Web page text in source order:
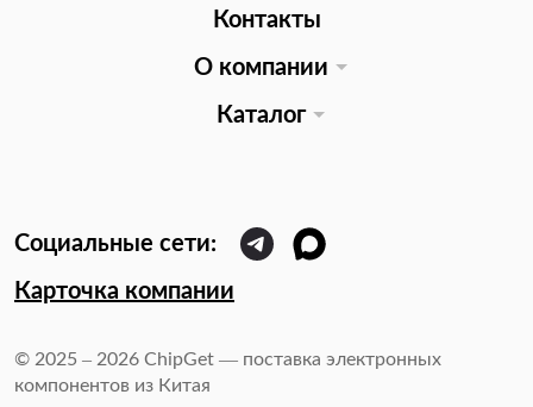
Контакты
О компании
Каталог
Карточка компании
© 2025 – 2026 ChipGet — поставка электронных
компонентов из Китая